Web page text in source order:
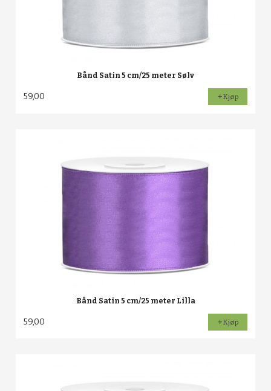
Bånd Satin 5 cm/25 meter Sølv
59,00 Kjøp
Bånd Satin 5 cm/25 meter Lilla
59,00 Kjøp